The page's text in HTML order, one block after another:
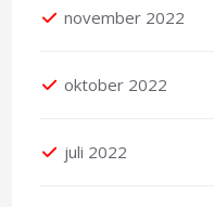
november 2022
oktober 2022
juli 2022